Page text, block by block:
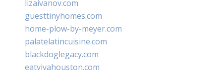
lizaivanov.com
guesttinyhomes.com
home-plow-by-meyer.com
palatelatincuisine.com
blackdoglegacy.com
eatvivahouston.com